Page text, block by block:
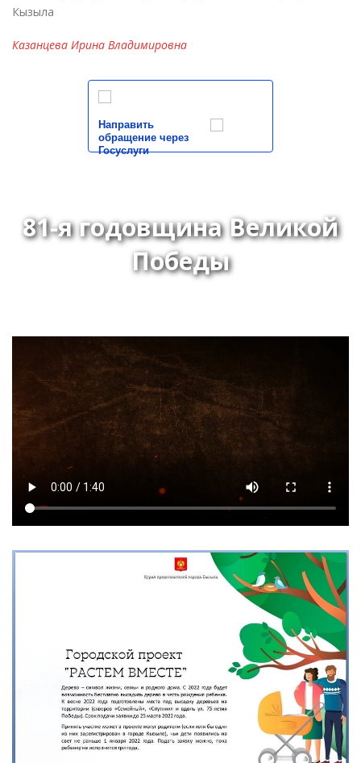
Кызыла
Казанцева Ирина Владимировна
Направить
обращение через
Госуслуги
81-я годовщина Великой
Победы